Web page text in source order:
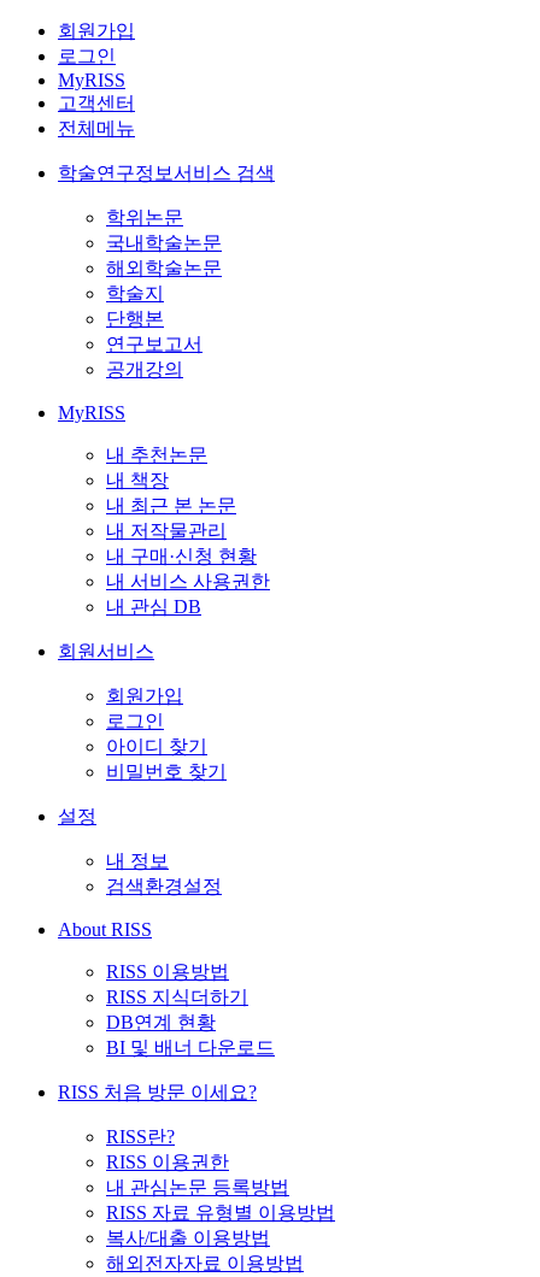
회원가입
로그인
MyRISS
고객센터
전체메뉴
학술연구정보서비스 검색
학위논문
국내학술논문
해외학술논문
학술지
단행본
연구보고서
공개강의
MyRISS
내 추천논문
내 책장
내 최근 본 논문
내 저작물관리
내 구매·신청 현황
내 서비스 사용권한
내 관심 DB
회원서비스
회원가입
로그인
아이디 찾기
비밀번호 찾기
설정
내 정보
검색환경설정
About RISS
RISS 이용방법
RISS 지식더하기
DB연계 현황
BI 및 배너 다운로드
RISS 처음 방문 이세요?
RISS란?
RISS 이용권한
내 관심논문 등록방법
RISS 자료 유형별 이용방법
복사/대출 이용방법
해외전자자료 이용방법